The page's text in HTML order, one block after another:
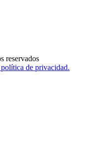
reservados
de privacidad.